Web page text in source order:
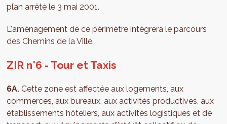
plan arrêté le 3 mai 2001.
L'aménagement de ce périmètre intégrera le parcours
des Chemins de la Ville.
ZIR n°6 - Tour et Taxis
6A. Cette zone est affectée aux logements, aux
commerces, aux bureaux, aux activités productives, aux
établissements hôteliers, aux activités logistiques et de